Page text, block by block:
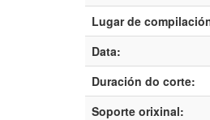
Lugar de
Data:
Duración do corte:
Soporte orixinal: